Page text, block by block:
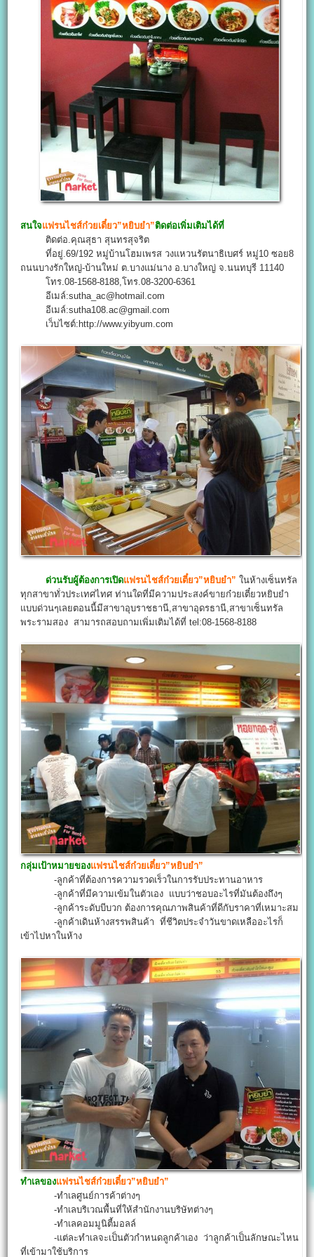
สนใจแฟรนไชส์ก๋วยเตี๋ยว”หยิบยำ”ติดต่อเพิ่มเติมได้ที่
ติดต่อ.คุณสุธา สุนทรสุจริต
ที่อยู่.69/192 หมู่บ้านโฮมเพรส วงแหวนรัตนาธิเบศร์ หมู่10 ซอย8
ถนนบางรักใหญ่-บ้านใหม่ ต.บางแม่นาง อ.บางใหญ่ จ.นนทบุรี 11140
โทร.08-1568-8188,โทร.08-3200-6361
อีเมล์:sutha_ac@hotmail.com
อีเมล์:sutha108.ac@gmail.com
เว็บไซต์:http://www.yibyum.com
ด่วนรับผู้ต้องการเปิดแฟรนไชส์ก๋วยเตี๋ยว”หยิบยำ” ในห้างเซ็นทรัล
ทุกสาขาทั่วประเทศไทศ ท่านใดที่มีความประสงค์ขายก๋วยเตี๋ยวหยิบยำ
แบบด่วนๆเลยตอนนี้มีสาขาอุบราชธานี,สาขาอุดรธานี,สาขาเซ็นทรัล
พระรามสอง สามารถสอบถามเพิ่มเติมได้ที่ tel:08-1568-8188
กลุ่มเป้าหมายของแฟรนไชส์ก๋วยเตี๋ยว”หยิบยำ”
-ลูกค้าที่ต้องการความรวดเร็วในการรับประทานอาหาร
-ลูกค้าที่มีความเข้มในตัวเอง แบบว่าชอบอะไรที่มันต้องถึงๆ
-ลูกค้าระดับบีบวก ต้องการคุณภาพสินค้าที่ดีกับราคาที่เหมาะสม
-ลูกค้าเดินห้างสรรพสินค้า ที่ชีวิตประจำวันขาดเหลืออะไรก็
เข้าไปหาในห้าง
ทำเลของแฟรนไชส์ก๋วยเตี๋ยว”หยิบยำ”
-ทำเลศูนย์การค้าต่างๆ
-ทำเลบริเวณพื้นที่ให้สำนักงานบริษัทต่างๆ
-ทำเลคอมมูนิตี้มอลล์
-แต่ละทำเลจะเป็นตัวกำหนดลูกค้าเอง ว่าลูกค้าเป็นลักษณะไหน
ที่เข้ามาใช้บริการ